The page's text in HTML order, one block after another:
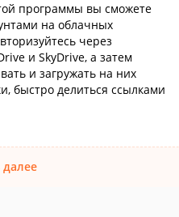
программы вы сможете
на облачных
через
и SkyDrive, а затем
и загружать на них
быстро делиться ссылками
далее